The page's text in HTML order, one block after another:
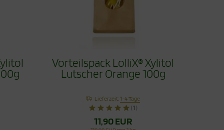
Vorteilspack LolliX® Xylitol
Lutscher Orange 100g
Lieferzeit:1-4 Tage
(1)
11,90 EUR